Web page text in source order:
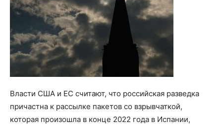
Власти США и ЕС считают, что российская разведка
причастна к рассылке пакетов со взрывчаткой,
которая произошла в конце 2022 года в Испании,